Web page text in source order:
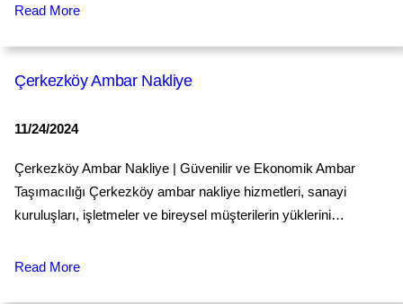
Read More
Çerkezköy Ambar Nakliye
11/24/2024
Çerkezköy Ambar Nakliye | Güvenilir ve Ekonomik Ambar
Taşımacılığı Çerkezköy ambar nakliye hizmetleri, sanayi
kuruluşları, işletmeler ve bireysel müşterilerin yüklerini…
Read More